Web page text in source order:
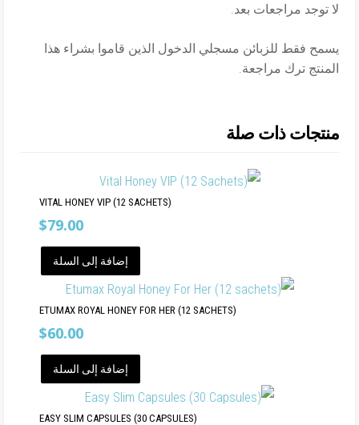
لا توجد مراجعات بعد.
يسمح فقط للزبائن مسجلي الدخول الذين قاموا بشراء هذا
المنتج ترك مراجعة.
منتجات ذات صلة
VITAL HONEY VIP (12 SACHETS)
$79.00
إضافة إلى السلة
ETUMAX ROYAL HONEY FOR HER (12 SACHETS)
$60.00
إضافة إلى السلة
EASY SLIM CAPSULES (30 CAPSULES)